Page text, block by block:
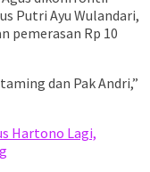
Putri Ayu Wulandari,
pemerasan Rp 10
dan Pak Andri,”
Hartono Lagi,